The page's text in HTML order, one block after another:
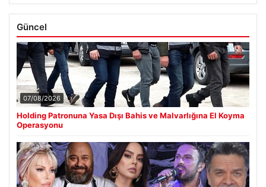
Güncel
07/08/2026
Holding Patronuna Yasa Dışı Bahis ve Malvarlığına El Koyma
Operasyonu